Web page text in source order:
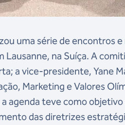
uma série de encontros
na Suíça. A
a vice-presidente, Yane
Marketing e Valores
agenda teve como
das diretrizes